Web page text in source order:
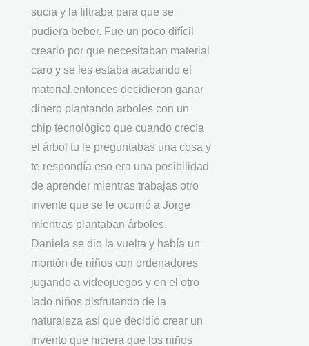
sucia y la filtraba para que se
pudiera beber. Fue un poco difícil
crearlo por que necesitaban material
caro y se les estaba acabando el
material,entonces decidieron ganar
dinero plantando arboles con un
chip tecnológico que cuando crecía
el árbol tu le preguntabas una cosa y
te respondía eso era una posibilidad
de aprender mientras trabajas otro
invente que se le ocurrió a Jorge
mientras plantaban árboles.
Daniela se dio la vuelta y había un
montón de niños con ordenadores
jugando a videojuegos y en el otro
lado niños disfrutando de la
naturaleza así que decidió crear un
invento que hiciera que los niños